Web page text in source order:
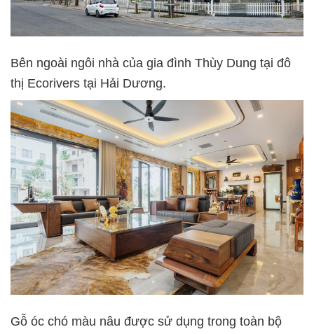
Bên ngoài ngôi nhà của gia đình Thùy Dung tại đô
thị Ecorivers tại Hải Dương.
Gỗ óc chó màu nâu được sử dụng trong toàn bộ